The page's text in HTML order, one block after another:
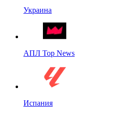
Украина
АПЛ Top News
Испания